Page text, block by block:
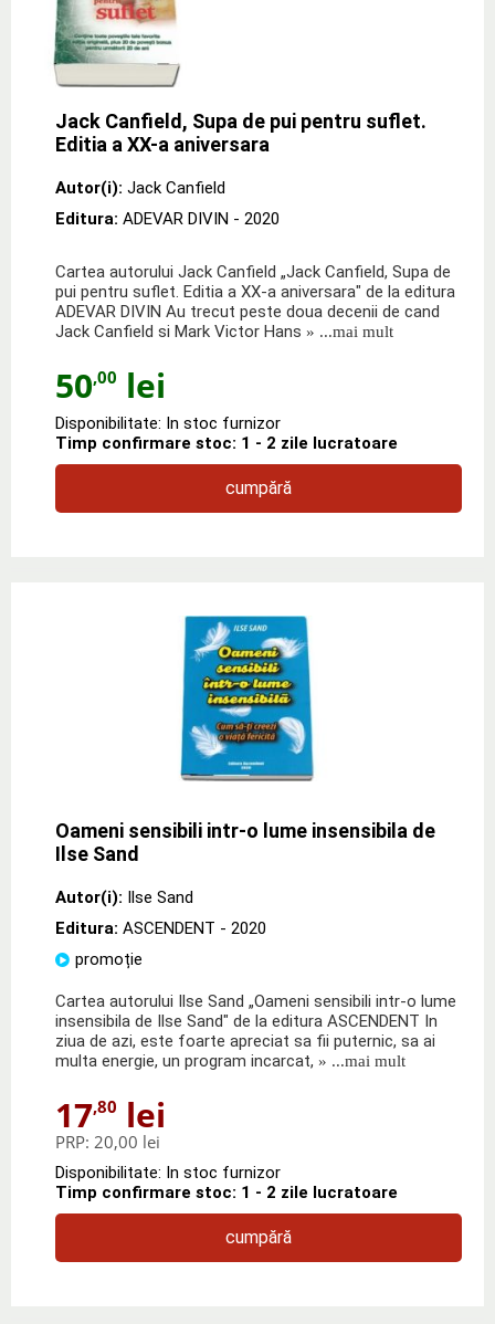
Jack Canfield, Supa de pui pentru suflet.
Editia a XX-a aniversara
Autor(i): Jack Canfield
Editura: ADEVAR DIVIN - 2020
Cartea autorului Jack Canfield „Jack Canfield, Supa de
pui pentru suflet. Editia a XX-a aniversara" de la editura
ADEVAR DIVIN Au trecut peste doua decenii de cand
Jack Canfield si Mark Victor Hans » ...mai mult
50,00 lei
Disponibilitate: In stoc furnizor
Timp confirmare stoc: 1 - 2 zile lucratoare
cumpără
Oameni sensibili intr-o lume insensibila de
Ilse Sand
Autor(i): Ilse Sand
Editura: ASCENDENT - 2020
promoție
Cartea autorului Ilse Sand „Oameni sensibili intr-o lume
insensibila de Ilse Sand" de la editura ASCENDENT In
ziua de azi, este foarte apreciat sa fii puternic, sa ai
multa energie, un program incarcat, » ...mai mult
17,80 lei
PRP: 20,00 lei
Disponibilitate: In stoc furnizor
Timp confirmare stoc: 1 - 2 zile lucratoare
cumpără